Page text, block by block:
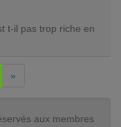
t-il pas trop riche en
»
aux membres